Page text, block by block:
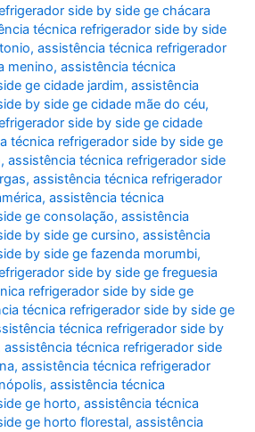
side by side ge chácara
técnica refrigerador side by side
,assistência técnica refrigerador
menino,assistência técnica
ge cidade jardim,assistência
by side ge cidade mãe do céu,
side by side ge cidade
técnica refrigerador side by side ge
,assistência técnica refrigerador side
,assistência técnica refrigerador
,assistência técnica
ge consolação,assistência
by side ge cursino,assistência
by side ge fazenda morumbi,
side by side ge freguesia
refrigerador side by side ge
técnica refrigerador side by side ge
técnica refrigerador side by
assistência técnica refrigerador side
,assistência técnica refrigerador
,assistência técnica
ge horto,assistência técnica
ge horto florestal,assistência